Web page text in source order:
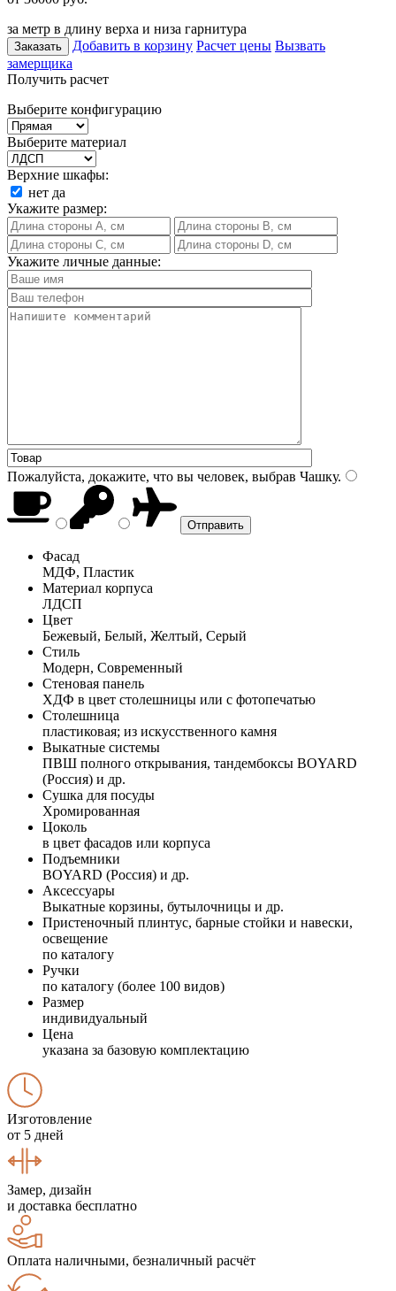
за метр в длину верха и низа гарнитура
Заказать Добавить в корзину Расчет цены Вызвать
замерщика
Получить расчет
Выберите конфигурацию
Выберите материал
Верхние шкафы:
нет да
Укажите размер:
Укажите личные данные:
Пожалуйста, докажите, что вы человек, выбрав Чашку.
Фасад
МДФ, Пластик
Материал корпуса
ЛДСП
Цвет
Бежевый, Белый, Желтый, Серый
Стиль
Модерн, Современный
Стеновая панель
ХДФ в цвет столешницы или с фотопечатью
Столешница
пластиковая; из искусственного камня
Выкатные системы
ПВШ полного открывания, тандембоксы BOYARD
(Россия) и др.
Сушка для посуды
Хромированная
Цоколь
в цвет фасадов или корпуса
Подъемники
BOYARD (Россия) и др.
Аксессуары
Выкатные корзины, бутылочницы и др.
Пристеночный плинтус, барные стойки и навески,
освещение
по каталогу
Ручки
по каталогу (более 100 видов)
Размер
индивидуальный
Цена
указана за базовую комплектацию
Изготовление
от 5 дней
Замер, дизайн
и доставка бесплатно
Оплата наличными, безналичный расчёт